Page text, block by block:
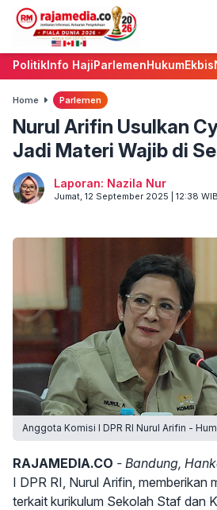
PolitikInfo HajiParlemenHukumEkbis
Home Parlemen
Nurul Arifin Usulkan
Jadi Materi Wajib di
Laporan: Nazila Nur
Jumat, 12 September 2025 | 12:38 WIB
Anggota Komisi I DPR RI Nurul Arifin -
RAJAMEDIA.CO - Bandung,
I DPR RI, Nurul Arifin, memberikan
terkait kurikulum Sekolah Staf dan